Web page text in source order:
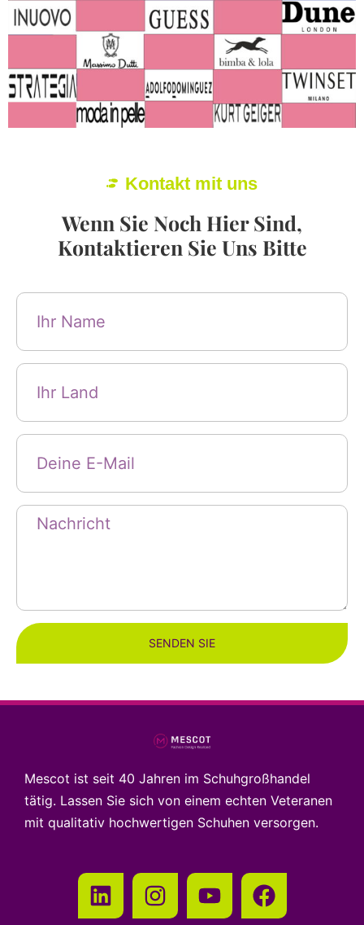
Kontakt mit uns
Wenn Sie Noch Hier Sind,
Kontaktieren Sie Uns Bitte
SENDEN SIE
Mescot ist seit 40 Jahren im Schuhgroßhandel
tätig. Lassen Sie sich von einem echten Veteranen
mit qualitativ hochwertigen Schuhen versorgen.